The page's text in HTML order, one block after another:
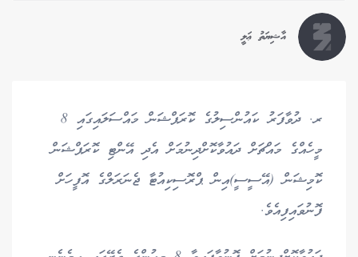
އާޝިޔަތު ޢަލީ
ރ. ދުވާފަރު ކައުންސިލުގެ ކޮރަޕްޝަން މައްސަލައިގައި 8
މީހެއްގެ މައްޗަށް ދައުވާކޮށްދިނުމަށް އެދި އޭންޓި ކޮރަޕްޝަން
ކޮމިޝަން (އޭސީސީ)އިން ޕްރޮސިކިއުޓާ ޖެނަރަލްގެ އޮފީހަށް
ފޮނުވައިފިއެވެ.